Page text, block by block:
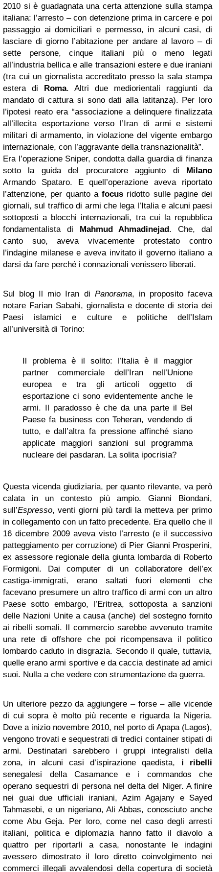
2010 si è guadagnata una certa attenzione sulla stampa
italiana: l’arresto – con detenzione prima in carcere e poi
passaggio ai domiciliari e permesso, in alcuni casi, di
lasciare di giorno l’abitazione per andare al lavoro – di
sette persone, cinque italiani più o meno legati
all’industria bellica e alle transazioni estere e due iraniani
(tra cui un giornalista accreditato presso la sala stampa
estera di Roma. Altri due mediorientali raggiunti da
mandato di cattura si sono dati alla latitanza). Per loro
l’ipotesi reato era “associazione a delinquere finalizzata
all’illecita esportazione verso l’Iran di armi e sistemi
militari di armamento, in violazione del vigente embargo
internazionale, con l’aggravante della transnazionalità”.
Era l’operazione Sniper, condotta dalla guardia di finanza
sotto la guida del procuratore aggiunto di Milano
Armando Spataro. E quell’operazione aveva riportato
l’attenzione, per quanto a focus ridotto sulle pagine dei
giornali, sul traffico di armi che lega l’Italia e alcuni paesi
sottoposti a blocchi internazionali, tra cui la repubblica
fondamentalista di Mahmud Ahmadinejad. Che, dal
canto suo, aveva vivacemente protestato contro
l’indagine milanese e aveva invitato il governo italiano a
darsi da fare perché i connazionali venissero liberati.
Sul blog Il mio Iran di Panorama, in proposito faceva
notare Farian Sabahi, giornalista e docente di storia dei
Paesi islamici e culture e politiche dell’Islam
all’università di Torino:
Il problema è il solito: l’Italia è il maggior
partner commerciale dell’Iran nell’Unione
europea e tra gli articoli oggetto di
esportazione ci sono evidentemente anche le
armi. Il paradosso è che da una parte il Bel
Paese fa business con Teheran, vendendo di
tutto, e dall’altra fa pressione affinché siano
applicate maggiori sanzioni sul programma
nucleare dei pasdaran. La solita ipocrisia?
Questa vicenda giudiziaria, per quanto rilevante, va però
calata in un contesto più ampio. Gianni Biondani,
sull’Espresso, venti giorni più tardi la metteva per primo
in collegamento con un fatto precedente. Era quello che il
16 dicembre 2009 aveva visto l’arresto (e il successivo
patteggiamento per corruzione) di Pier Gianni Prosperini,
ex assessore regionale della giunta lombarda di Roberto
Formigoni. Dai computer di un collaboratore dell’ex
castiga-immigrati, erano saltati fuori elementi che
facevano presumere un altro traffico di armi con un altro
Paese sotto embargo, l’Eritrea, sottoposta a sanzioni
delle Nazioni Unite a causa (anche) del sostegno fornito
ai ribelli somali. Il commercio sarebbe avvenuto tramite
una rete di offshore che poi ricompensava il politico
lombardo caduto in disgrazia. Secondo il quale, tuttavia,
quelle erano armi sportive e da caccia destinate ad amici
suoi. Nulla a che vedere con strumentazione da guerra.
Un ulteriore pezzo da aggiungere – forse – alle vicende
di cui sopra è molto più recente e riguarda la Nigeria.
Dove a inizio novembre 2010, nel porto di Apapa (Lagos),
vengono trovati e sequestrati di tredici container stipati di
armi. Destinatari sarebbero i gruppi integralisti della
zona, in alcuni casi d’ispirazione qaedista, i ribelli
senegalesi della Casamance e i commandos che
operano sequestri di persona nel delta del Niger. A finire
nei guai due ufficiali iraniani, Azim Agajany e Sayed
Tahmasebi, e un nigeriano, Ali Abbas, conosciuto anche
come Abu Geja. Per loro, come nel caso degli arresti
italiani, politica e diplomazia hanno fatto il diavolo a
quattro per riportarli a casa, nonostante le indagini
avessero dimostrato il loro diretto coinvolgimento nei
commerci illegali avvalendosi della copertura di società